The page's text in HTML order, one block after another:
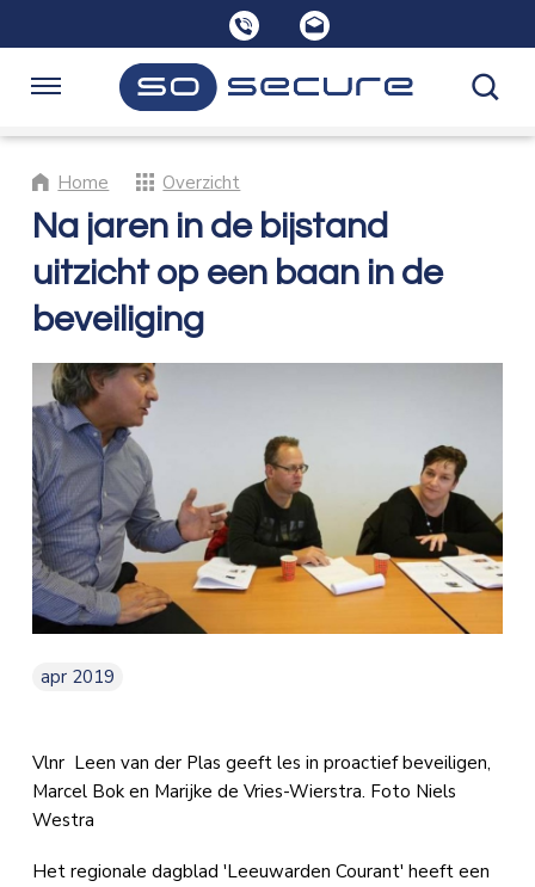
links
Spring
inhoud
Spring
naar
navigatie
Home
Opleidingen
Consultancy
Over SoSecure
Kennisbank
Navigatie
Home Overzicht
Na jaren in de bijstand
uitzicht op een baan in de
beveiliging
apr 2019
Vlnr Leen van der Plas geeft les in proactief beveiligen,
Marcel Bok en Marijke de Vries-Wierstra. Foto Niels
Westra
Het regionale dagblad 'Leeuwarden Courant' heeft een